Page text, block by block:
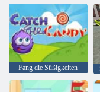
Fang die Süßigkeiten